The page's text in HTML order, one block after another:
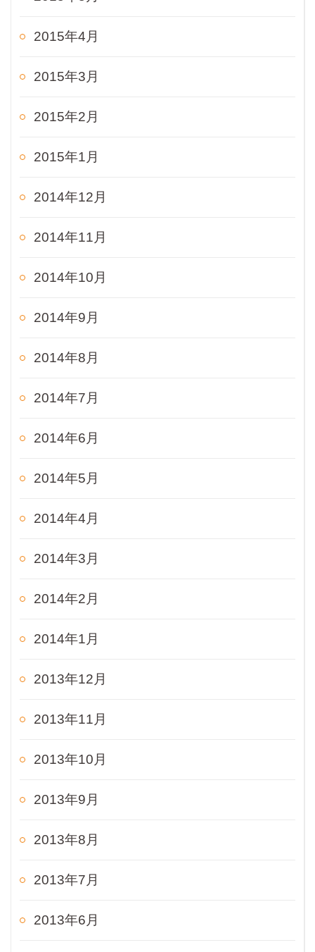
2015年4月
2015年3月
2015年2月
2015年1月
2014年12月
2014年11月
2014年10月
2014年9月
2014年8月
2014年7月
2014年6月
2014年5月
2014年4月
2014年3月
2014年2月
2014年1月
2013年12月
2013年11月
2013年10月
2013年9月
2013年8月
2013年7月
2013年6月